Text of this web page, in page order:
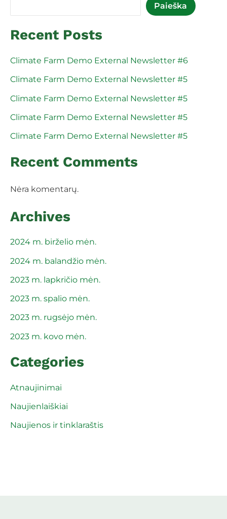
Paieška
Recent Posts
Climate Farm Demo External Newsletter #6
Climate Farm Demo External Newsletter #5
Climate Farm Demo External Newsletter #5
Climate Farm Demo External Newsletter #5
Climate Farm Demo External Newsletter #5
Recent Comments
Nėra komentarų.
Archives
2024 m. birželio mėn.
2024 m. balandžio mėn.
2023 m. lapkričio mėn.
2023 m. spalio mėn.
2023 m. rugsėjo mėn.
2023 m. kovo mėn.
Categories
Atnaujinimai
Naujienlaiškiai
Naujienos ir tinklaraštis